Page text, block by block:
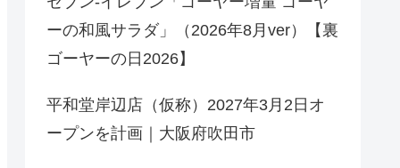
ーの和風サラダ」（2026年8月ver）【裏
ゴーヤーの日2026】
平和堂岸辺店（仮称）2027年3月2日オ
ープンを計画｜大阪府吹田市